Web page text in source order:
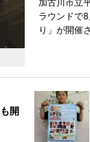
ラウンドで
り」が開催
開